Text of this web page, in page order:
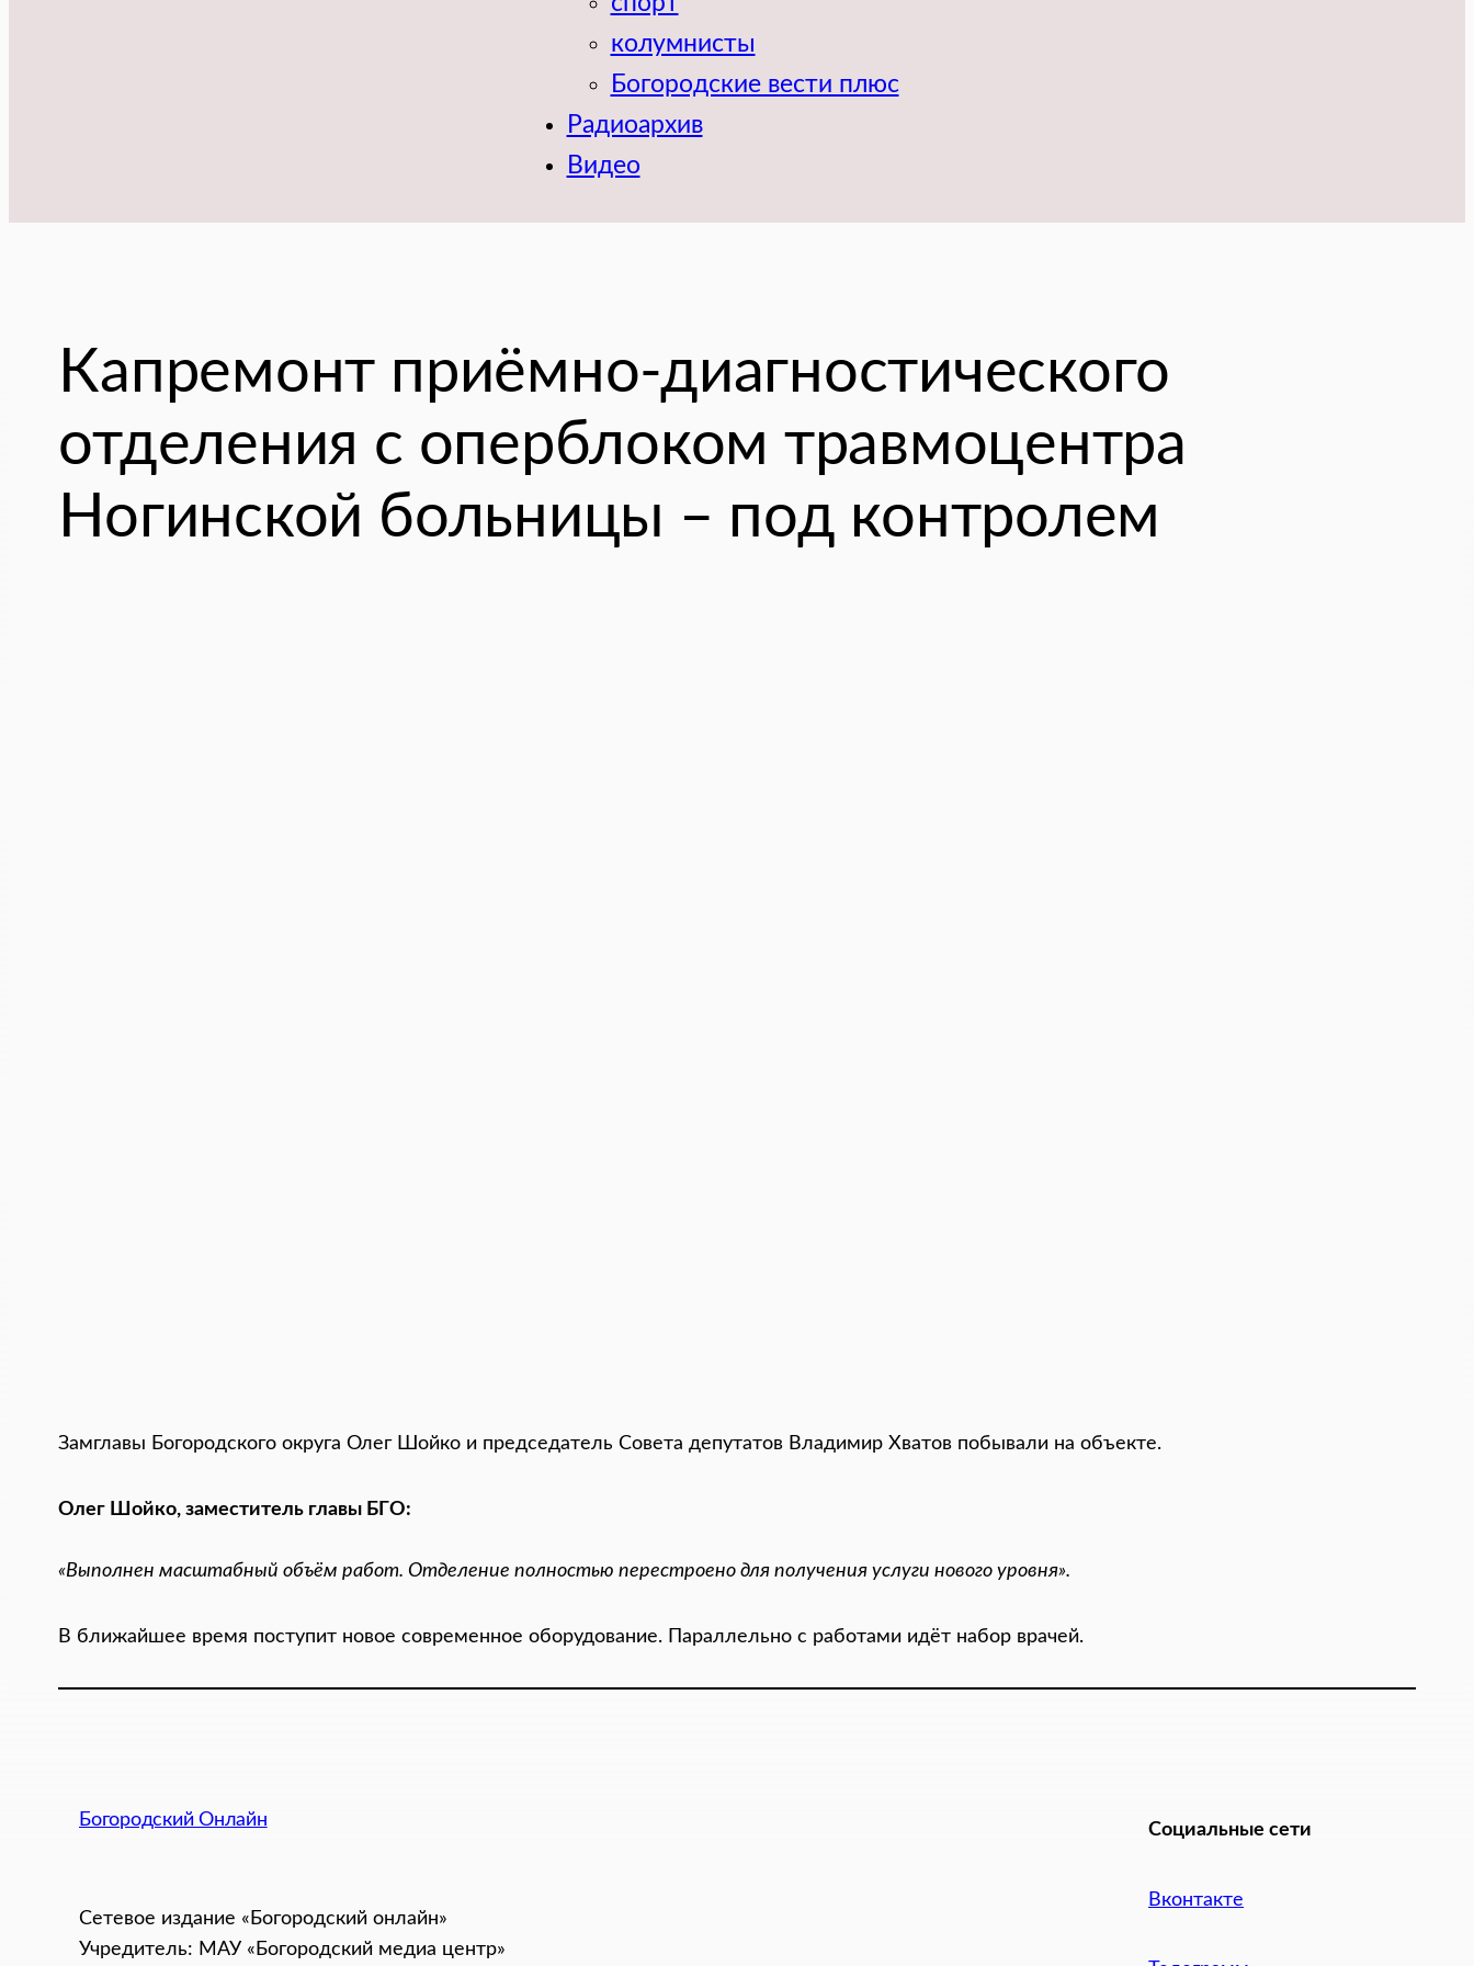
колумнисты
Богородские вести плюс
Радиоархив
Видео
Капремонт приёмно-диагностического
отделения с оперблоком травмоцентра
Ногинской больницы – под контролем
Замглавы Богородского округа Олег Шойко и председатель Совета депутатов Владимир Хватов побывали на объекте.
Олег Шойко, заместитель главы БГО:
«Выполнен масштабный объём работ. Отделение полностью перестроено для получения услуги нового уровня».
В ближайшее время поступит новое современное оборудование. Параллельно с работами идёт набор врачей.
Богородский Онлайн
Сетевое издание «Богородский онлайн»
Учредитель: МАУ «Богородский медиа центр»
Социальные сети
Вконтакте